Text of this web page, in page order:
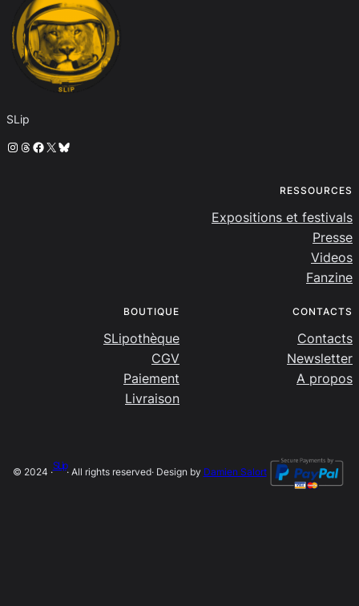
SLip
Instagram
Threads
Facebook
X Bluesky
RESSOURCES
Expositions et festivals
Presse
Videos
Fanzine
BOUTIQUE
SLipothèque
CGV
Paiement
Livraison
CONTACTS
Contacts
Newsletter
A propos
© 2024 ·
SLip
· All rights reserved· Design by Damien Salort